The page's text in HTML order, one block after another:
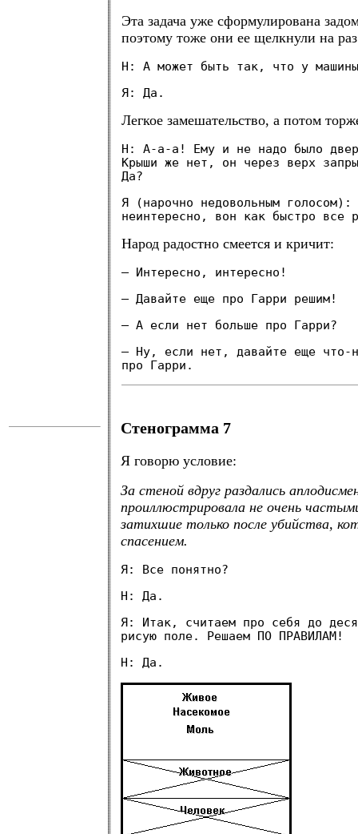
Эта задача уже сформулирована
поэтому тоже они ее щелкнули на
Н: А может быть так, что у
Я: Да.
Легкое замешательство, а потом
Н: А-а-а! Ему и не надо было
Крыши же нет, он через верх
Да?
Я (нарочно недовольным
неинтересно, вон как быстро все
Народ радостно смеется и кричит:
— Интересно, интересно!
— Давайте еще про Гарри решим!
— А если нет больше про Гарри?
— Ну, если нет, давайте еще что-
про Гарри.
Стенограмма 7
Я говорю условие:
За стеной вдруг раздались
проиллюстрировала не очень
затихшие только после убийства,
спасением.
Я: Все понятно?
Н: Да.
Я: Итак, считаем про себя до
рисую поле. Решаем ПО ПРАВИЛАМ!
Н: Да.